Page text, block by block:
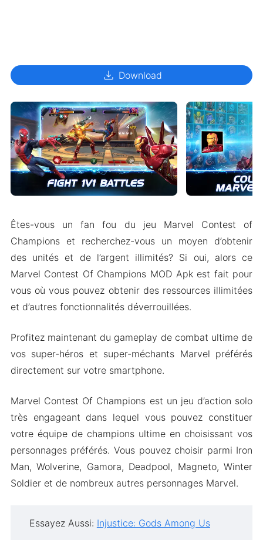
download Download
Êtes-vous un fan fou du jeu Marvel Contest of
Champions et recherchez-vous un moyen d’obtenir
des unités et de l’argent illimités? Si oui, alors ce
Marvel Contest Of Champions MOD Apk est fait pour
vous où vous pouvez obtenir des ressources illimitées
et d’autres fonctionnalités déverrouillées.
Profitez maintenant du gameplay de combat ultime de
vos super-héros et super-méchants Marvel préférés
directement sur votre smartphone.
Marvel Contest Of Champions est un jeu d’action solo
très engageant dans lequel vous pouvez constituer
votre équipe de champions ultime en choisissant vos
personnages préférés. Vous pouvez choisir parmi Iron
Man, Wolverine, Gamora, Deadpool, Magneto, Winter
Soldier et de nombreux autres personnages Marvel.
Essayez Aussi: Injustice: Gods Among Us